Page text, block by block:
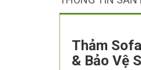
Thảm
& Bảo Vệ